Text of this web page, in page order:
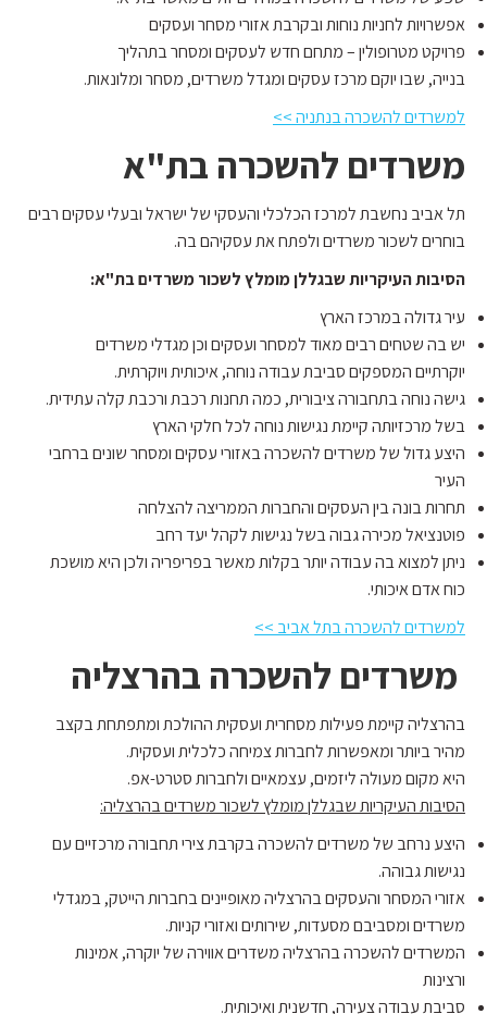
אפשרויות לחניות נוחות ובקרבת אזורי מסחר ועסקים
פרויקט מטרופולין – מתחם חדש לעסקים ומסחר בתהליך
בנייה, שבו יוקם מרכז עסקים ומגדל משרדים, מסחר ומלונאות.
למשרדים להשכרה בנתניה >>
משרדים להשכרה בת"א
תל אביב נחשבת למרכז הכלכלי והעסקי של ישראל ובעלי עסקים רבים
בוחרים לשכור משרדים ולפתח את עסקיהם בה.
הסיבות העיקריות שבגללן מומלץ לשכור משרדים בת"א:
עיר גדולה במרכז הארץ
יש בה שטחים רבים מאוד למסחר ועסקים וכן מגדלי משרדים
יוקרתיים המספקים סביבת עבודה נוחה, איכותית ויוקרתית.
גישה נוחה בתחבורה ציבורית, כמה תחנות רכבת ורכבת קלה עתידית.
בשל מרכזיותה קיימת נגישות נוחה לכל חלקי הארץ
היצע גדול של משרדים להשכרה באזורי עסקים ומסחר שונים ברחבי
העיר
תחרות בונה בין העסקים והחברות הממריצה להצלחה
פוטנציאל מכירה גבוה בשל נגישות לקהל יעד רחב
ניתן למצוא בה עבודה יותר בקלות מאשר בפריפריה ולכן היא מושכת
כוח אדם איכותי.
למשרדים להשכרה בתל אביב >>
משרדים להשכרה בהרצליה
בהרצליה קיימת פעילות מסחרית ועסקית ההולכת ומתפתחת בקצב
מהיר ביותר ומאפשרות לחברות צמיחה כלכלית ועסקית.
היא מקום מעולה ליזמים, עצמאיים ולחברות סטרט-אפ.
הסיבות העיקריות שבגללן מומלץ לשכור משרדים בהרצליה:
היצע נרחב של משרדים להשכרה בקרבת צירי תחבורה מרכזיים עם
נגישות גבוהה.
אזורי המסחר והעסקים בהרצליה מאופיינים בחברות הייטק, במגדלי
משרדים ומסביבם מסעדות, שירותים ואזורי קניות.
המשרדים להשכרה בהרצליה משדרים אווירה של יוקרה, אמינות
ורצינות
סביבת עבודה צעירה, חדשנית ואיכותית.